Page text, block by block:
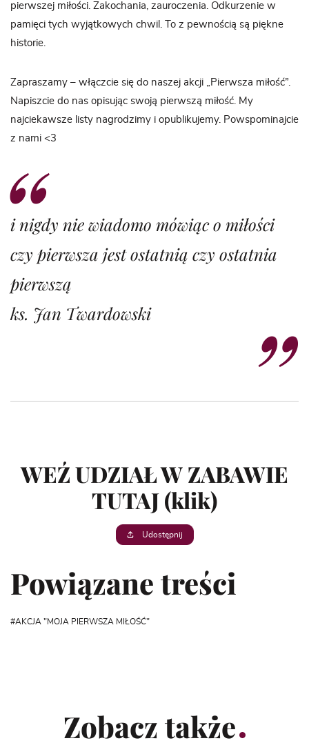
pierwszej miłości. Zakochania, zauroczenia. Odkurzenie w
pamięci tych wyjątkowych chwil. To z pewnością są piękne
historie.
Zapraszamy – włączcie się do naszej akcji „Pierwsza miłość”.
Napiszcie do nas opisując swoją pierwszą miłość. My
najciekawsze listy nagrodzimy i opublikujemy. Powspominajcie
z nami <3
i nigdy nie wiadomo mówiąc o miłości
czy pierwsza jest ostatnią czy ostatnia
pierwszą
ks. Jan Twardowski
WEŹ UDZIAŁ W ZABAWIE
TUTAJ (klik)
Udostępnij
Powiązane treści
AKCJA "MOJA PIERWSZA MIŁOŚĆ"
Zobacz także